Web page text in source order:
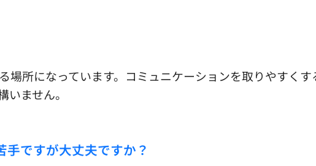
場所になっています。コミュニケーションを取りやすくす
ません。
ですが大丈夫ですか？